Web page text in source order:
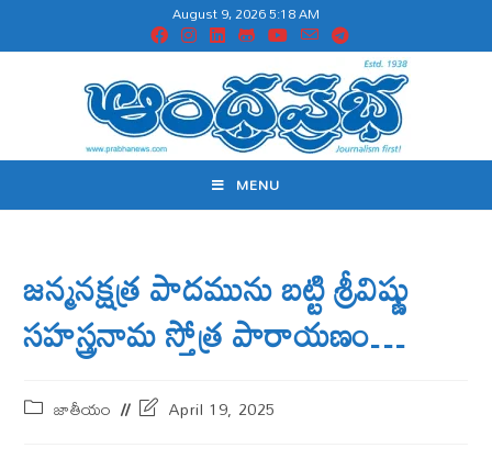
August 9, 2026 5:18 AM
MENU
జన్మనక్షత్ర పాదమును బట్టి శ్రీవిష్ణు
సహస్త్రనామ స్తోత్ర పారాయణం…
జాతీయం April 19, 2025